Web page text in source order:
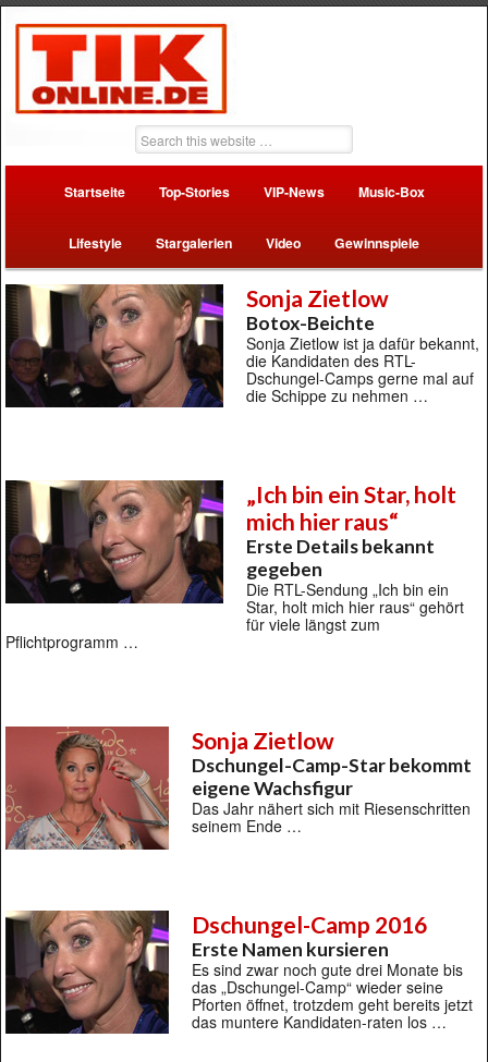
Startseite Top-Stories VIP-News Music-Box
Lifestyle Stargalerien Video Gewinnspiele
Sonja Zietlow
Botox-Beichte
Sonja Zietlow ist ja dafür bekannt,
die Kandidaten des RTL-
Dschungel-Camps gerne mal auf
die Schippe zu nehmen …
„Ich bin ein Star, holt
mich hier raus“
Erste Details bekannt
gegeben
Die RTL-Sendung „Ich bin ein
Star, holt mich hier raus“ gehört
für viele längst zum
Pflichtprogramm …
Sonja Zietlow
Dschungel-Camp-Star bekommt
eigene Wachsfigur
Das Jahr nähert sich mit Riesenschritten
seinem Ende …
Dschungel-Camp 2016
Erste Namen kursieren
Es sind zwar noch gute drei Monate bis
das „Dschungel-Camp“ wieder seine
Pforten öffnet, trotzdem geht bereits jetzt
das muntere Kandidaten-raten los …